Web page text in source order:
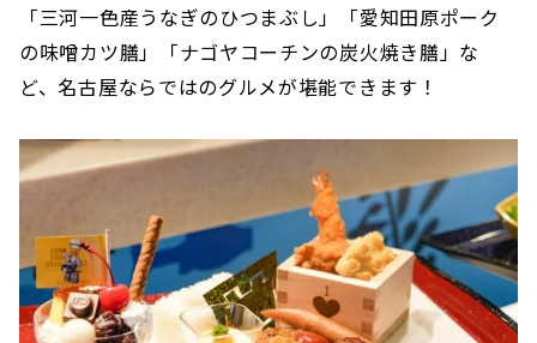
「三河一色産うなぎのひつまぶし」「愛知田原ポーク
の味噌カツ膳」「ナゴヤコーチンの炭火焼き膳」な
ど、名古屋ならではのグルメが堪能できます！